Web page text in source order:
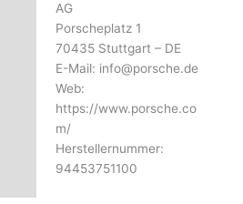
AG
Porscheplatz 1
70435 Stuttgart – DE
E-Mail: info@porsche.de
Web:
https://www.porsche.co
m/
Herstellernummer:
94453751100